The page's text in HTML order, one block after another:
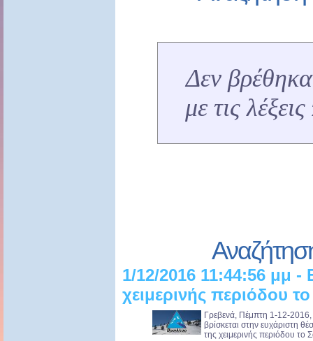
Δεν
με τις
1/12/2016 11:44:56 μμ -
χειμερινής περιόδου
Γρεβενά, Πέμπτη 1-12-
βρίσκεται στην ευχάριστη
της χειμερινής περιόδου το